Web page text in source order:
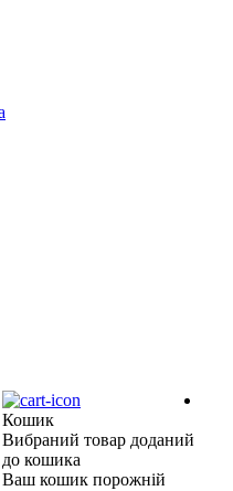
Кошик
Вибраний товар доданий
до кошика
Ваш кошик порожній